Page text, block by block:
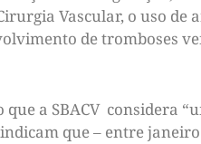
Vascular, o uso
de tromboses
a SBACV considera
que – entre